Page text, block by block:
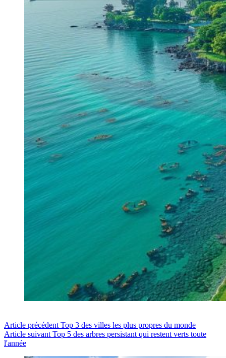
Article précédent Top 3 des villes les plus propres du monde
Article suivant Top 5 des arbres persistant qui restent verts toute
l'année